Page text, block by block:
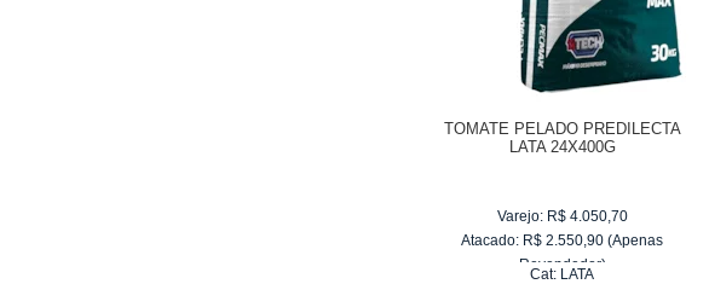
TOMATE PELADO PREDILECTA
LATA 24X400G
Varejo: R$ 4.050,70
Atacado: R$ 2.550,90 (Apenas
Revendedor)
Cat: LATA